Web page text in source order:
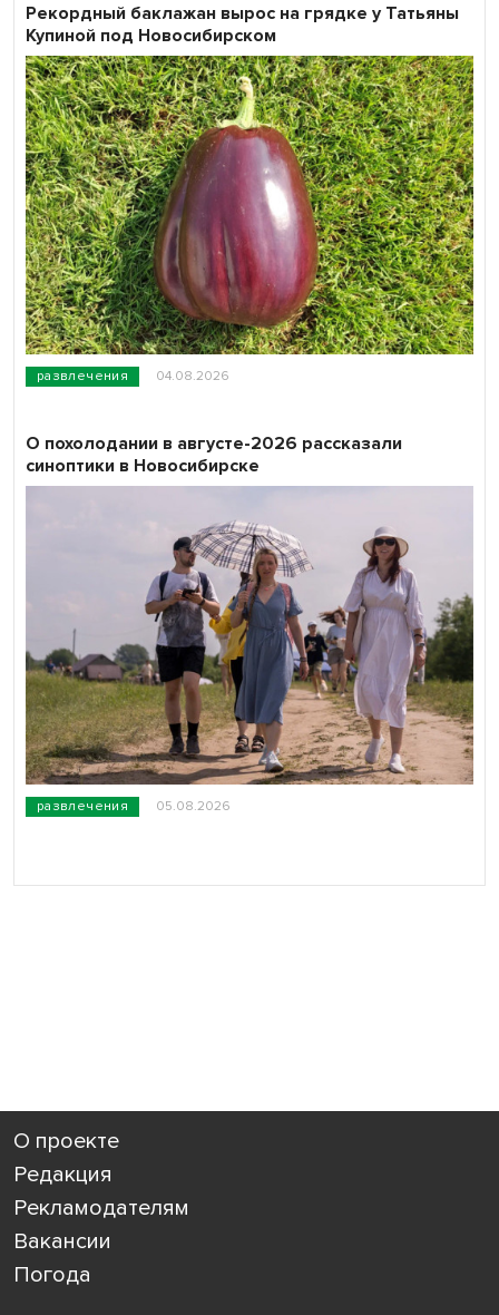
развлечения 04.08.2026
Рекордный баклажан вырос на грядке у Татьяны
Купиной под Новосибирском
развлечения 05.08.2026
О похолодании в августе-2026 рассказали
синоптики в Новосибирске
О проекте
Редакция
Рекламодателям
Вакансии
Погода